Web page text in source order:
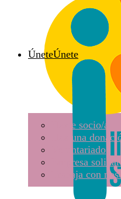
ÚneteÚnete
Hazte socio/a
Haz una
Voluntariado
Empresa
Trabaja con